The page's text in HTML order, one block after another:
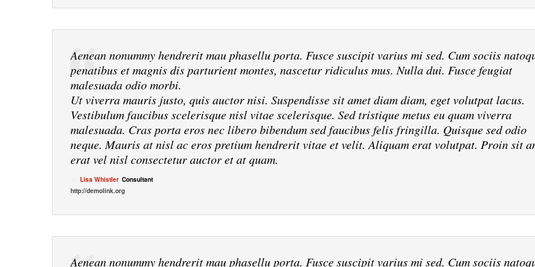
Aenean nonummy hendrerit mau phasellu porta. Fusce suscipit varius mi sed. Cum sociis
penatibus et magnis dis parturient montes, nascetur ridiculus mus. Nulla dui. Fusce feugiat
malesuada odio morbi.
Ut viverra mauris justo, quis auctor nisi. Suspendisse sit amet diam diam, eget volutpat lacus.
Vestibulum faucibus scelerisque nisl vitae scelerisque. Sed tristique metus eu quam viverra
malesuada. Cras porta eros nec libero bibendum sed faucibus felis fringilla. Quisque sed odio
neque. Mauris at nisl ac eros pretium hendrerit vitae et velit. Aliquam erat volutpat. Proin sit
erat vel nisl consectetur auctor et at quam.
Lisa Whistler, Consultant
http://demolink.org
Aenean nonummy hendrerit mau phasellu porta. Fusce suscipit varius mi sed. Cum sociis